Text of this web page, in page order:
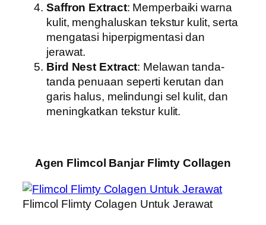
Saffron Extract: Memperbaiki warna
kulit, menghaluskan tekstur kulit, serta
mengatasi hiperpigmentasi dan
jerawat.
Bird Nest Extract: Melawan tanda-
tanda penuaan seperti kerutan dan
garis halus, melindungi sel kulit, dan
meningkatkan tekstur kulit.
Agen Flimcol Banjar Flimty Collagen
Flimcol Flimty Colagen Untuk Jerawat